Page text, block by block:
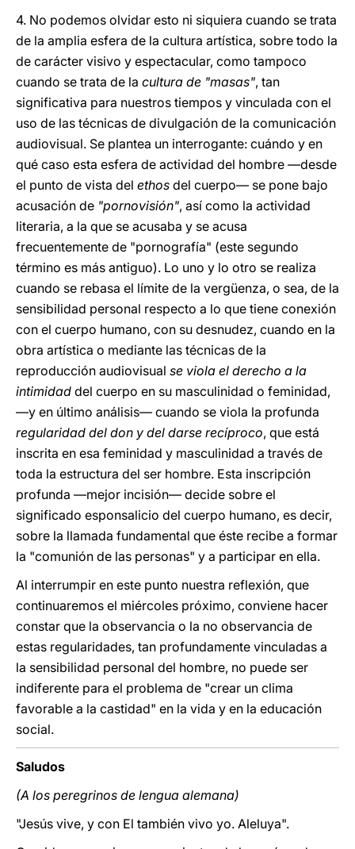
4. No podemos olvidar esto ni siquiera cuando se trata
de la amplia esfera de la cultura artística, sobre todo la
de carácter visivo y espectacular, como tampoco
cuando se trata de la cultura de "masas", tan
significativa para nuestros tiempos y vinculada con el
uso de las técnicas de divulgación de la comunicación
audiovisual. Se plantea un interrogante: cuándo y en
qué caso esta esfera de actividad del hombre —desde
el punto de vista del ethos del cuerpo— se pone bajo
acusación de "pornovisión", así como la actividad
literaria, a la que se acusaba y se acusa
frecuentemente de "pornografía" (este segundo
término es más antiguo). Lo uno y lo otro se realiza
cuando se rebasa el límite de la vergüenza, o sea, de la
sensibilidad personal respecto a lo que tiene conexión
con el cuerpo humano, con su desnudez, cuando en la
obra artística o mediante las técnicas de la
reproducción audiovisual se viola el derecho a la
intimidad del cuerpo en su masculinidad o feminidad,
—y en último análisis— cuando se viola la profunda
regularidad del don y del darse recíproco, que está
inscrita en esa feminidad y masculinidad a través de
toda la estructura del ser hombre. Esta inscripción
profunda —mejor incisión— decide sobre el
significado esponsalicio del cuerpo humano, es decir,
sobre la llamada fundamental que éste recibe a formar
la "comunión de las personas" y a participar en ella.
Al interrumpir en este punto nuestra reflexión, que
continuaremos el miércoles próximo, conviene hacer
constar que la observancia o la no observancia de
estas regularidades, tan profundamente vinculadas a
la sensibilidad personal del hombre, no puede ser
indiferente para el problema de "crear un clima
favorable a la castidad" en la vida y en la educación
social.
Saludos
(A los peregrinos de lengua alemana)
"Jesús vive, y con El también vivo yo. Aleluya".